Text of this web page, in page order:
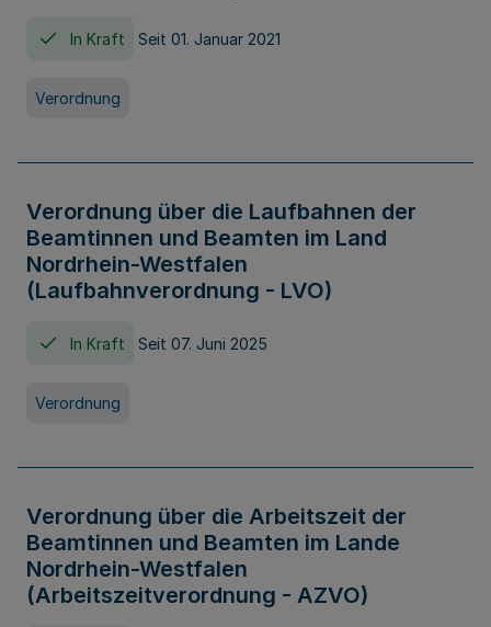
In Kraft Seit 01. Januar 2021
Verordnung
Verordnung über die Laufbahnen der
Beamtinnen und Beamten im Land
Nordrhein-Westfalen
(Laufbahnverordnung - LVO)
In Kraft Seit 07. Juni 2025
Verordnung
Verordnung über die Arbeitszeit der
Beamtinnen und Beamten im Lande
Nordrhein-Westfalen
(Arbeitszeitverordnung - AZVO)